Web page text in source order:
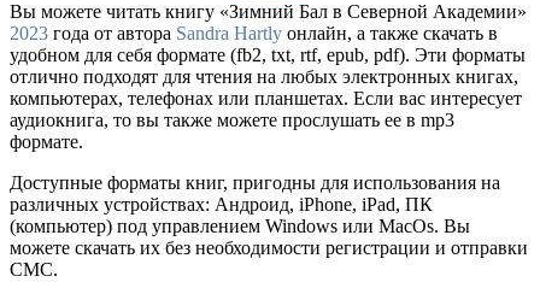
Вы можете читать книгу «Зимний Бал в Северной Академии»
2023 года от автора Sandra Hartly онлайн, а также скачать в
удобном для себя формате (fb2, txt, rtf, epub, pdf). Эти форматы
отлично подходят для чтения на любых электронных книгах,
компьютерах, телефонах или планшетах. Если вас интересует
аудиокнига, то вы также можете прослушать ее в mp3
формате.
Доступные форматы книг, пригодны для использования на
различных устройствах: Андроид, iPhone, iPad, ПК
(компьютер) под управлением Windows или MacOs. Вы
можете скачать их без необходимости регистрации и отправки
СМС.